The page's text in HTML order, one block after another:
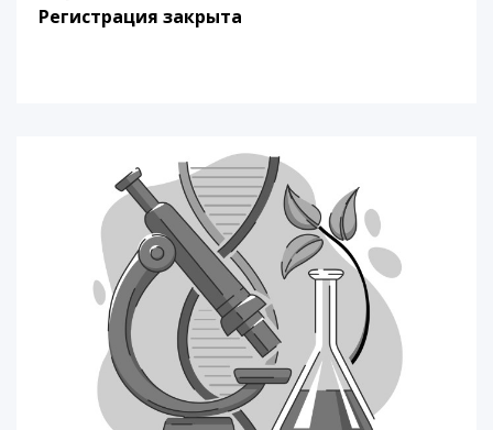
Регистрация закрыта